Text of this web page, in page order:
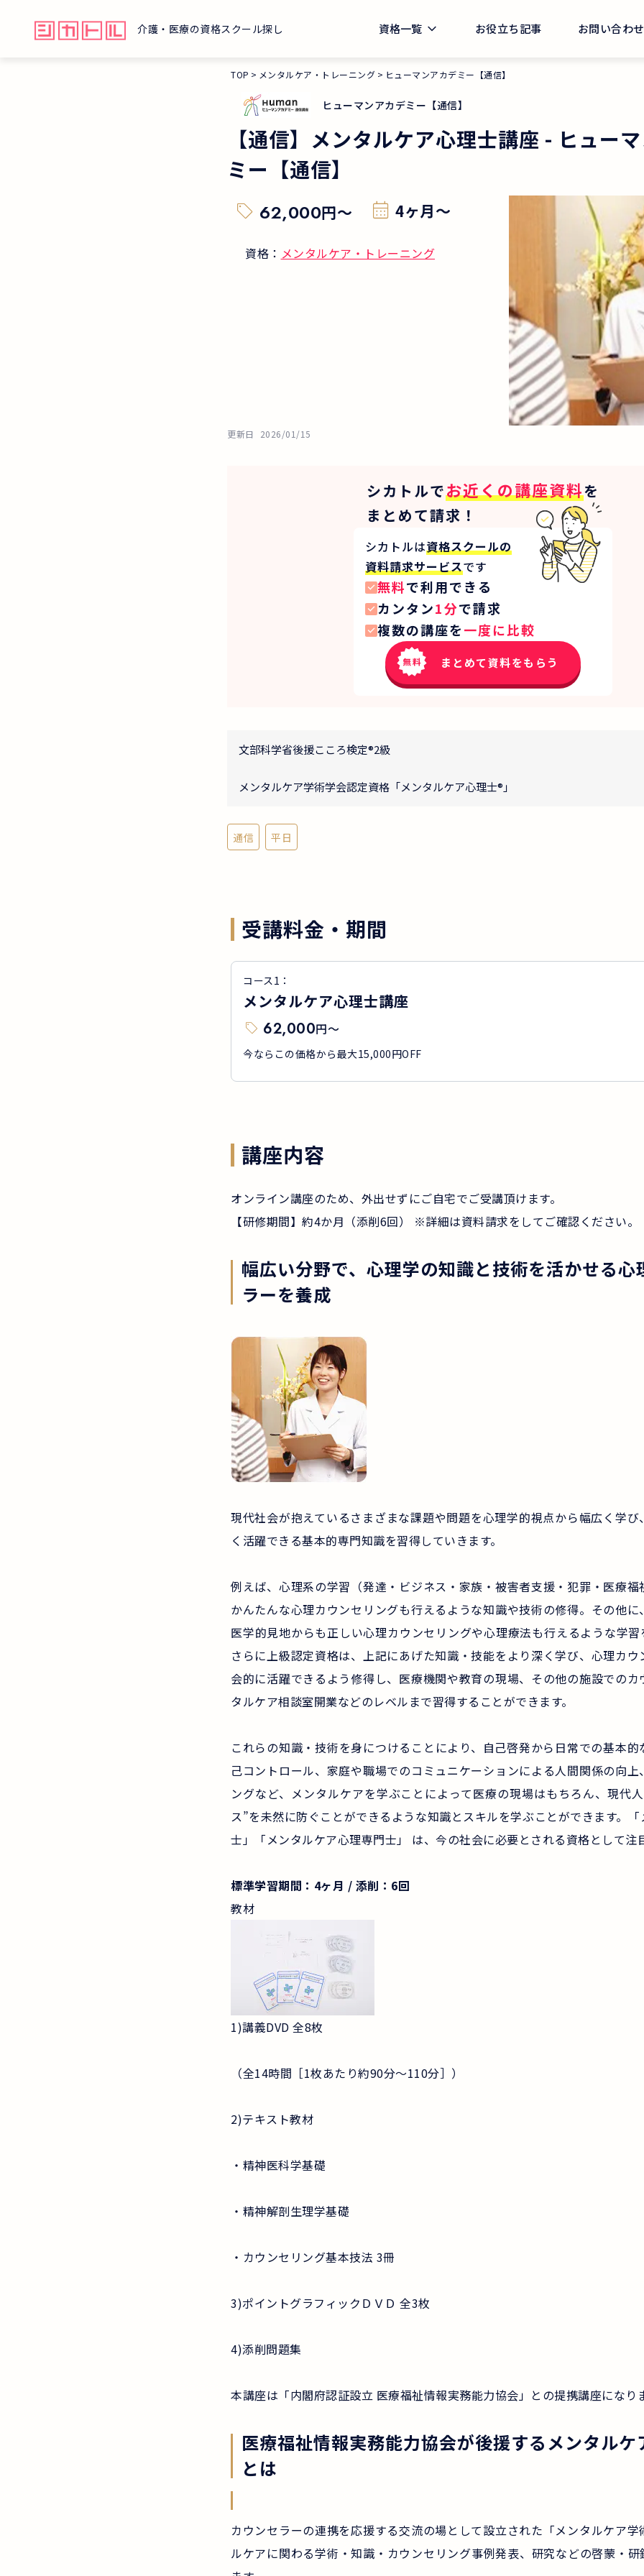
介護・医療の資格スクール探し 資格一覧 お役立ち記事 お問い合わせ
TOP メンタルケア・トレーニング ヒューマンアカデミー【通信】
ヒューマンアカデミー【通信】
【通信】メンタルケア心理士講座 - ヒュー
ミー【通信】
62,000円〜 4ヶ月～
資格： メンタルケア・トレーニング
更新日 2026/01/15
シカトルでお近くの講座資料を
まとめて請求！
シカトルは資格スクールの
資料請求サービスです
無料で利用できる
カンタン1分で請求
複数の講座を一度に比較
まとめて資料をもらう
文部科学省後援こころ検定®2級
メンタルケア学術学会認定資格「メンタルケア心理士®」
通信 平日
受講料金・期間
コース1 ：
メンタルケア心理士講座
62,000円〜
今ならこの価格から最大15,000円OFF
講座内容
オンライン講座のため、外出せずにご自宅でご受講頂けます。
【研修期間】約4か月（添削6回） ※詳細は資料請求をしてご確認ください。
幅広い分野で、心理学の知識と技術を活かせる心
ラーを養成
現代社会が抱えているさまざまな課題や問題を心理学的視点から幅広く学び
く活躍できる基本的専門知識を習得していきます。
例えば、心理系の学習（発達・ビジネス・家族・被害者支援・犯罪・医療福
かんたんな心理カウンセリングも行えるような知識や技術の修得。その他に
医学的見地からも正しい心理カウンセリングや心理療法も行えるような学習
さらに上級認定資格は、上記にあげた知識・技能をより深く学び、心理カウ
会的に活躍できるよう修得し、医療機関や教育の現場、その他の施設でのカ
タルケア相談室開業などのレベルまで習得することができます。
これらの知識・技術を身につけることにより、自己啓発から日常での基本的
己コントロール、家庭や職場でのコミュニケーションによる人間関係の向上
ングなど、メンタルケアを学ぶことによって医療の現場はもちろん、現代
ス”を未然に防ぐことができるような知識とスキルを学ぶことができます。
士」「メンタルケア心理専門士」 は、今の社会に必要とされる資格として注
標準学習期間：4ヶ月 / 添削：6回
教材
1)講義DVD 全8枚
（全14時間［1枚あたり約90分～110分］）
2)テキスト教材
・精神医科学基礎
・精神解剖生理学基礎
・カウンセリング基本技法 3冊
3)ポイントグラフィックＤＶＤ 全3枚
4)添削問題集
本講座は「内閣府認証設立 医療福祉情報実務能力協会」との提携講座になり
医療福祉情報実務能力協会が後援するメンタルケ
とは
カウンセラーの連携を応援する交流の場として設立された「メンタルケア学
ルケアに関わる学術・知識・カウンセリング事例発表、研究などの啓蒙・研